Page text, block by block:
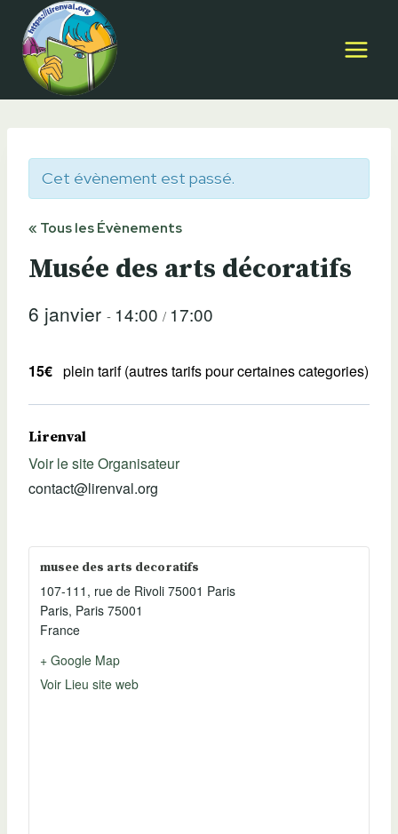
contenu
Cet évènement est passé.
« Tous les Évènements
Musée des arts décoratifs
6 janvier - 14:00 / 17:00
15€ plein tarif (autres tarifs pour certaines categories)
Lirenval
Voir le site Organisateur
contact@lirenval.org
musee des arts decoratifs
107-111, rue de Rivoli 75001 Paris
Paris, Paris 75001
France
+ Google Map
Voir Lieu site web